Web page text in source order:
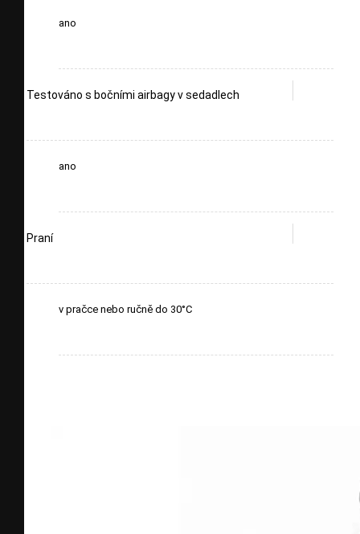
ano
Testováno s bočními airbagy v sedadlech
ano
Praní
v pračce nebo ručně do 30°C